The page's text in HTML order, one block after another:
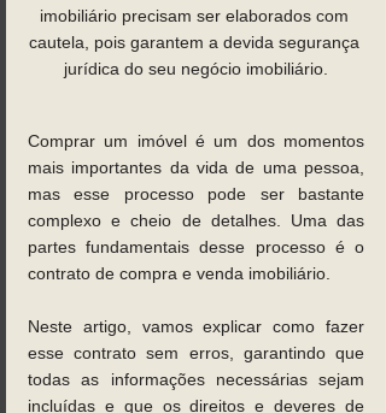
imobiliário precisam ser elaborados com
cautela, pois garantem a devida segurança
jurídica do seu negócio imobiliário.
Comprar um imóvel é um dos momentos
mais importantes da vida de uma pessoa,
mas esse processo pode ser bastante
complexo e cheio de detalhes. Uma das
partes fundamentais desse processo é o
contrato de compra e venda imobiliário.
Neste artigo, vamos explicar como fazer
esse contrato sem erros, garantindo que
todas as informações necessárias sejam
incluídas e que os direitos e deveres de